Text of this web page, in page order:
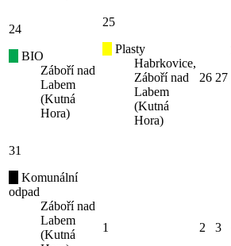
24
BIO
Záboří nad
Labem
(Kutná
Hora)
25
Plasty
Habrkovice,
Záboří nad
Labem
(Kutná
Hora)
26 27
31
Komunální
odpad
Záboří nad
Labem
(Kutná
1 2 3